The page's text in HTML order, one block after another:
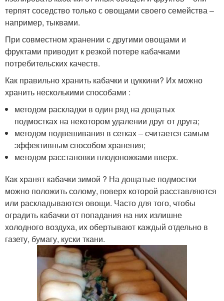
терпят соседство только с овощами своего семейства –
например, тыквами.
При совместном хранении с другими овощами и
фруктами приводит к резкой потере кабачками
потребительских качеств.
Как правильно хранить кабачки и цуккини? Их можно
хранить несколькими способами :
методом раскладки в один ряд на дощатых
подмостках на некотором удалении друг от друга;
методом подвешивания в сетках – считается самым
эффективным способом хранения;
методом расстановки плодоножками вверх.
Как хранят кабачки зимой ? На дощатые подмостки
можно положить солому, поверх которой расставляются
или раскладываются овощи. Часто для того, чтобы
оградить кабачки от попадания на них излишне
холодного воздуха, их обертывают каждый отдельно в
газету, бумагу, куски ткани.